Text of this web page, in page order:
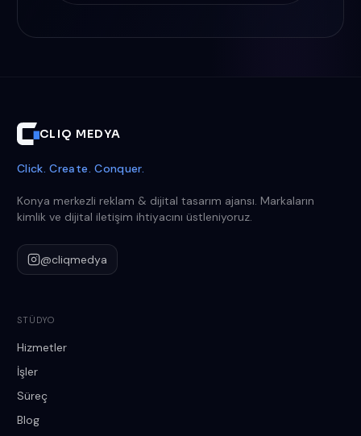
CLIQ MEDYA
Click. Create. Conquer.
Konya merkezli reklam & dijital tasarım ajansı. Markaların
kimlik ve dijital iletişim ihtiyacını üstleniyoruz.
@cliqmedya
STÜDYO
Hizmetler
İşler
Süreç
Blog